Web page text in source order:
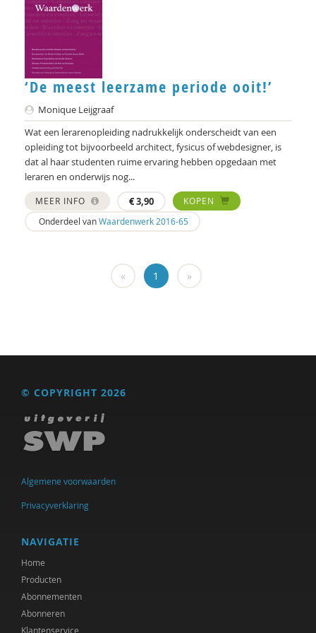
Hein Bokern
Antoinette Bolscher
Ben Boog
Gustaaf Bos
Richard Brons
Mark Coeckelbergh
Germain Creyghton
Michiel de Ronde
Anettte de Valk
Maurice de van der Schueren
Gerda van Dijk
Josje Dikkers
‘De meest leerzame periode ooit!’
Monique Leijgraaf
Wat een lerarenopleiding nadrukkelijk onderscheidt van een
opleiding tot bijvoorbeeld architect, fysicus of webdesigner, is
dat al haar studenten ruime ervaring hebben opgedaan met
leraren en onderwijs nog...
MEER INFO €3,90
KOPEN
Onderdeel vanWaardenwerk 2016-65
« 1 »
© COPYRIGHT 2026
Algemene voorwaarden
Privacyverklaring
NAVIGATIE
Home
Producten
Abonnementen
Abonneren
Klantenservice